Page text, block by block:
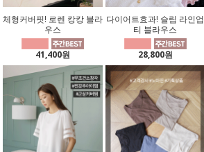
체형커버핏! 로렌 캉캉 블라
우스
41,400원
다이어트효과! 슬림 라인업
티 블라우스
28,800원